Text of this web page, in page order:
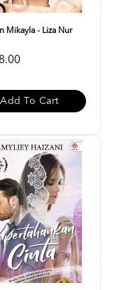
Mikayla - Liza Nur
Add To Cart